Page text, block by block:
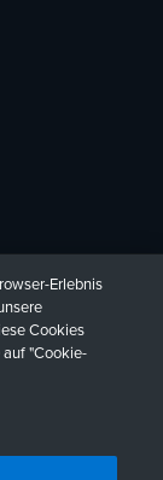
Erlebnis
Cookies
"Cookie-